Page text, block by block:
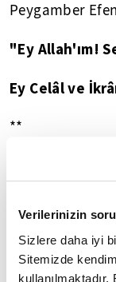
Verilerinizin
Sizlere daha iyi
Sitemizde
Peygamber
"Ey Allah'ım!
Ey Celâl ve
**
Ey bütün
Kâinatı ayakta